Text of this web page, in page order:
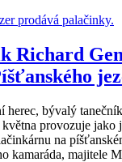
Richard
herec, bývalý
května provozuje jako
na
kamaráda, majitele